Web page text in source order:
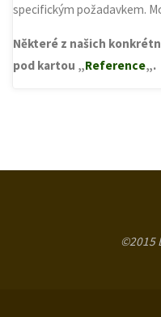
specifickým požadavkem.
Některé z našich
pod kartou „Reference„.
©2015